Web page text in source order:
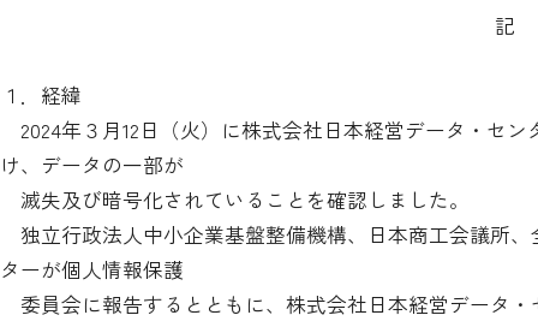
記
１．経緯
2024年３月12日（火）に株式会社日本経営データ・セ
け、データの一部が
滅失及び暗号化されていることを確認しました。
独立行政法人中小企業基盤整備機構、日本商工会議所
ターが個人情報保護
委員会に報告するとともに、株式会社日本経営データ